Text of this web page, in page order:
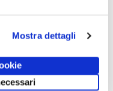
Mostra dettagli